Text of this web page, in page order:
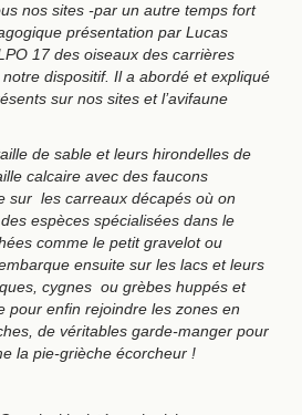
nos sites -par un autre temps fort
présentation par Lucas
17 des oiseaux des carrières
dispositif. Il a abordé et expliqué
sur nos sites et l’avifaune
de sable et leurs hirondelles de
calcaire avec des faucons
sur les carreaux décapés où on
espèces spécialisées dans le
comme le petit gravelot ou
ensuite sur les lacs et leurs
cygnes ou grèbes huppés et
pour enfin rejoindre les zones en
de véritables garde-manger pour
la pie-grièche écorcheur !